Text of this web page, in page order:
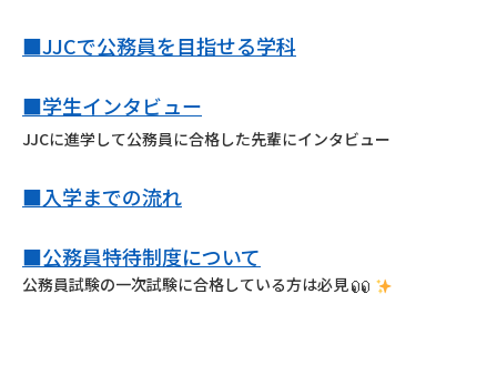
■JJCで公務員を目指せる学科
■学生インタビュー
JJCに進学して公務員に合格した先輩にインタビュー
■入学までの流れ
■公務員特待制度について
公務員試験の一次試験に合格している方は必見